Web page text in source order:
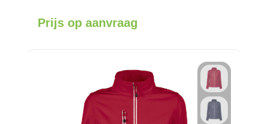
Prijs op aanvraag